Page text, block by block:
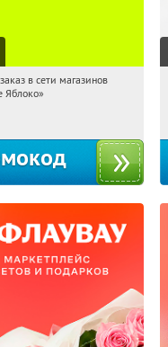
Получи первым!
в сети магазинов
Яблоко»